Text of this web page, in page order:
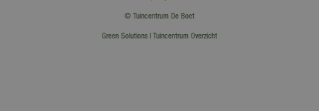
© Tuincentrum De Boet
Green Solutions | Tuincentrum Overzicht